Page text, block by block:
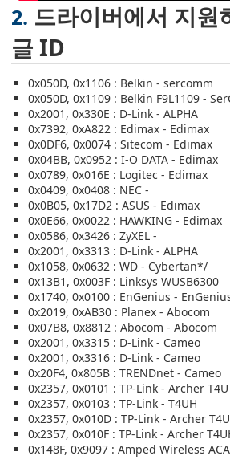
드라이버에서 지
글 ID
0x050D, 0x1106 : Belkin - sercomm
0x050D, 0x1109 : Belkin F9L1109 -
0x2001, 0x330E : D-Link - ALPHA
0x7392, 0xA822 : Edimax - Edimax
0x0DF6, 0x0074 : Sitecom - Edimax
0x04BB, 0x0952 : I-O DATA - Edimax
0x0789, 0x016E : Logitec - Edimax
0x0409, 0x0408 : NEC -
0x0B05, 0x17D2 : ASUS - Edimax
0x0E66, 0x0022 : HAWKING - Edimax
0x0586, 0x3426 : ZyXEL -
0x2001, 0x3313 : D-Link - ALPHA
0x1058, 0x0632 : WD - Cybertan*/
0x13B1, 0x003F : Linksys WUSB6300
0x1740, 0x0100 : EnGenius -
0x2019, 0xAB30 : Planex - Abocom
0x07B8, 0x8812 : Abocom - Abocom
0x2001, 0x3315 : D-Link - Cameo
0x2001, 0x3316 : D-Link - Cameo
0x20F4, 0x805B : TRENDnet - Cameo
0x2357, 0x0101 : TP-Link - Archer T4U
0x2357, 0x0103 : TP-Link - T4UH
0x2357, 0x010D : TP-Link - Archer
0x2357, 0x010F : TP-Link - Archer
0x148F, 0x9097 : Amped Wireless